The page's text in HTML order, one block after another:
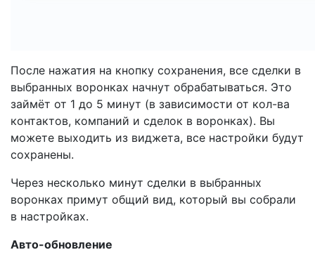
После нажатия на кнопку сохранения, все сделки в
выбранных воронках начнут обрабатываться. Это
займёт от 1 до 5 минут (в зависимости от кол-ва
контактов, компаний и сделок в воронках). Вы
можете выходить из виджета, все настройки будут
сохранены.
Через несколько минут сделки в выбранных
воронках примут общий вид, который вы собрали
в настройках.
Авто-обновление